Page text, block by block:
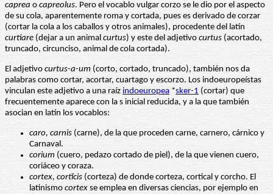
caprea o capreolus. Pero el vocablo vulgar corzo se le dio por el aspecto
de su cola, aparentemente roma y cortada, pues es derivado de corzar
(cortar la cola a los caballos y otros animales), procedente del latín
curtiare (dejar a un animal curtus) y este del adjetivo curtus (acortado,
truncado, circunciso, animal de cola cortada).
El adjetivo curtus-a-um (corto, cortado, truncado), también nos da
palabras como cortar, acortar, cuartago y escorzo. Los indoeuropeístas
vinculan este adjetivo a una raíz indoeuropea *sker-1 (cortar) que
frecuentemente aparece con la s inicial reducida, y a la que también
asocian en latín los vocablos:
caro, carnis (carne), de la que proceden carne, carnero, cárnico y
Carnaval.
corium (cuero, pedazo cortado de piel), de la que vienen cuero,
coriáceo y coraza.
cortex, cortĭcis (corteza) de donde corteza, cortical y corcho. El
latinismo cortex se emplea en diversas ciencias, por ejemplo en